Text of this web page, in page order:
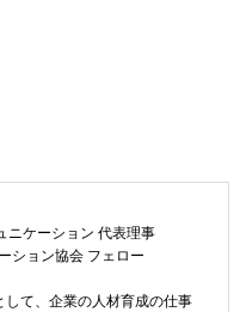
ニケーション 代表理事
ション協会 フェロー
して、企業の人材育成の仕事